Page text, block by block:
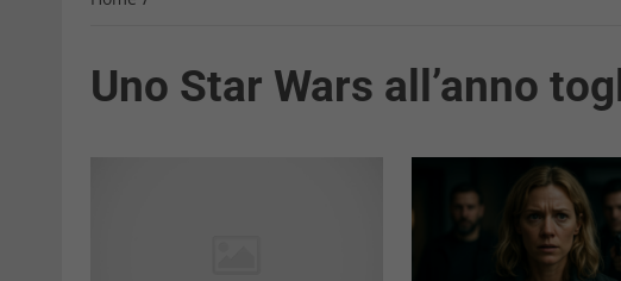
Uno Star Wars all’anno